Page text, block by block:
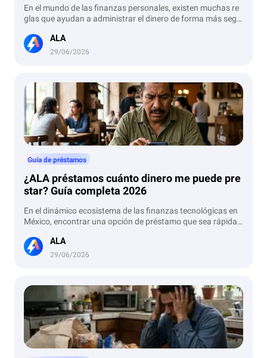
En el mundo de las finanzas personales, existen muchas re
glas que ayudan a administrar el dinero de forma más segu
encillo que sirve como guía para organizar gastos, ahorro y
deudas. Esta regla no es una ley obligatoria, pero muchas p
u presupuesto, evitar problemas con la tarjeta de crédito y c
uidar tu capacidad de pago. En este artículo veremos qué si
gnifica la regla 3-6-9, cómo funciona y cómo puedes aplicarl
a en la vida diaria.
ALA
29/06/2026
Guía de préstamos
¿ALA préstamos cuánto dinero me puede pre
star? Guía completa 2026
En el dinámico ecosistema de las finanzas tecnológicas en
México, encontrar una opción de préstamo que sea rápida,
economía personal saludable. Si te has preguntado "¿ALA p
réstamos cuánto dinero me puede prestar?", has llegado al l
amos en línea, que se ha consolidado como una de las alter
nativas más accesibles para quienes necesitan liquidez inm
ediata.
ALA
29/06/2026